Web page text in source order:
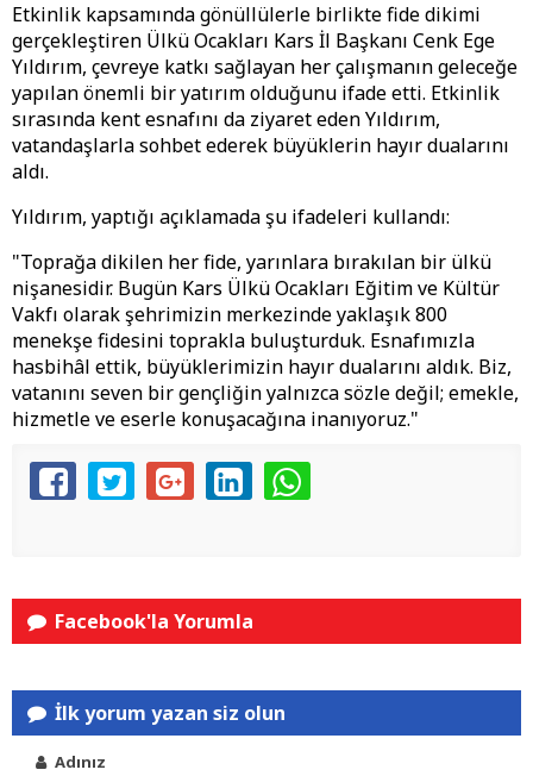
Etkinlik kapsamında gönüllülerle birlikte fide dikimi
gerçekleştiren Ülkü Ocakları Kars İl Başkanı Cenk Ege
Yıldırım, çevreye katkı sağlayan her çalışmanın geleceğe
yapılan önemli bir yatırım olduğunu ifade etti. Etkinlik
sırasında kent esnafını da ziyaret eden Yıldırım,
vatandaşlarla sohbet ederek büyüklerin hayır dualarını
aldı.
Yıldırım, yaptığı açıklamada şu ifadeleri kullandı:
"Toprağa dikilen her fide, yarınlara bırakılan bir ülkü
nişanesidir. Bugün Kars Ülkü Ocakları Eğitim ve Kültür
Vakfı olarak şehrimizin merkezinde yaklaşık 800
menekşe fidesini toprakla buluşturduk. Esnafımızla
hasbihâl ettik, büyüklerimizin hayır dualarını aldık. Biz,
vatanını seven bir gençliğin yalnızca sözle değil; emekle,
hizmetle ve eserle konuşacağına inanıyoruz."
Facebook'la Yorumla
İlk yorum yazan siz olun
Adınız